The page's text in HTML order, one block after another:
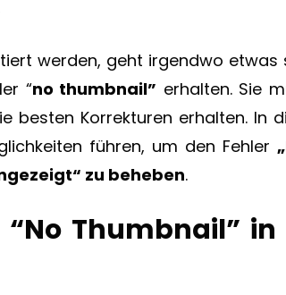
werden, geht irgendwo etwas
“no thumbnail” erhalten. Sie
besten Korrekturen erhalten. In
führen, um den Fehler
zu beheben.
Thumbnail” in